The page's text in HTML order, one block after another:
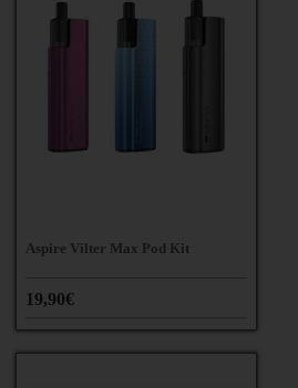
Aspire Vilter Max Pod Kit
19,90€